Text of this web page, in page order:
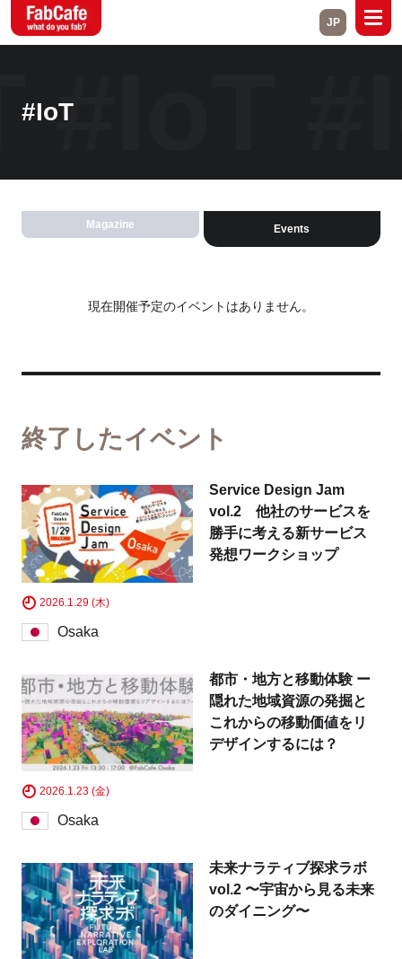
Home
Contact
Close
Branch List
Osaka Hida
Chiba
Toulouse
Kuala Lumpur Bangkok
Mexico City
JP
#IoT#IoT
Magazine Events
現在開催予定のイベントはありません。
終了したイベント
Service Design Jam
vol.2 他社のサービスを
勝手に考える新サービス
発想ワークショップ
2026.1.29 (木)
Osaka
都市・地方と移動体験 ー
隠れた地域資源の発掘と
これからの移動価値をリ
デザインするには？
2026.1.23 (金)
Osaka
未来ナラティブ探求ラボ
vol.2 〜宇宙から見る未来
のダイニング〜